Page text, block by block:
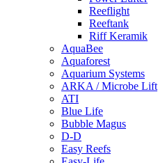
Reeflight
Reeftank
Riff Keramik
AquaBee
Aquaforest
Aquarium Systems
ARKA / Microbe Lift
ATI
Blue Life
Bubble Magus
D-D
Easy Reefs